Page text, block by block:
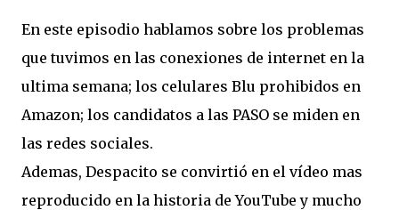
En este episodio hablamos sobre los problemas
que tuvimos en las conexiones de internet en la
ultima semana; los celulares Blu prohibidos en
Amazon; los candidatos a las PASO se miden en
las redes sociales.
Ademas, Despacito se convirtió en el vídeo mas
reproducido en la historia de YouTube y mucho